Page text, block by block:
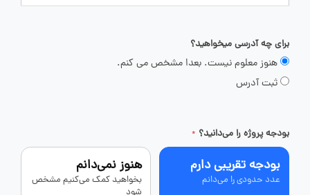
برای چه آدرسی میخواهید؟
هنوز معلوم نیست. بعدا مشخص می کنم.
ثبت آدرس
بودجه پروژه را می‌دانید؟ *
بودجه تقریبی دارم
عدد حدودی را می‌دانم
هنوز نمی‌دانم
بخواهید کمک می‌کنیم مشخص